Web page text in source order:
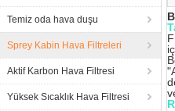
Temiz oda hava duşu
Sprey Kabin Hava Filtreleri
Aktif Karbon Hava Filtresi
Yüksek Sıcaklık Hava Filtresi